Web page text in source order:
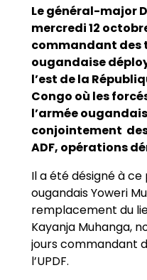
Le général-major
mercredi 12
commandant des
ougandaise
l’est de la
Congo où les
l’armée
conjointement
ADF, opérations
Il a été désigné à
ougandais Yoweri
remplacement du
Kayanja Muhanga,
jours commandant
l’UPDF.